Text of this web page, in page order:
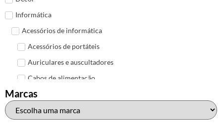
Informática
Acessórios de informática
Acessórios de portáteis
Auriculares e auscultadores
Cabos de alimentação
Colunas de Som
Hubs
Marcas